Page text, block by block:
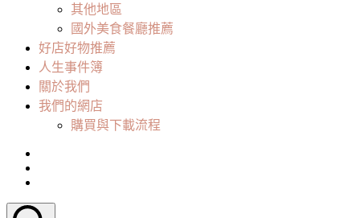
其他地區
國外美食餐廳推薦
好店好物推薦
人生事件簿
關於我們
我們的網店
購買與下載流程